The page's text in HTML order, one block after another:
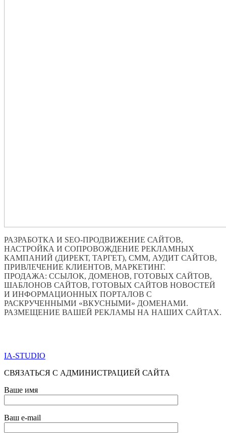
РАЗРАБОТКА И SEO-ПРОДВИЖЕНИЕ САЙТОВ,
НАСТРОЙКА И СОПРОВОЖДЕНИЕ РЕКЛАМНЫХ
КАМПАНИЙ (ДИРЕКТ, ТАРГЕТ), СММ, АУДИТ САЙТОВ,
ПРИВЛЕЧЕНИЕ КЛИЕНТОВ, МАРКЕТИНГ.
ПРОДАЖА: ССЫЛОК, ДОМЕНОВ, ГОТОВЫХ САЙТОВ,
ШАБЛОНОВ САЙТОВ, ГОТОВЫХ САЙТОВ НОВОСТЕЙ
И ИНФОРМАЦИОННЫХ ПОРТАЛОВ С
РАСКРУЧЕННЫМИ «ВКУСНЫМИ» ДОМЕНАМИ.
РАЗМЕЩЕНИЕ ВАШЕЙ РЕКЛАМЫ НА НАШИХ САЙТАХ.
IA-STUDIO
СВЯЗАТЬСЯ С АДМИНИСТРАЦИЕЙ САЙТА
Ваше имя
Ваш e-mail